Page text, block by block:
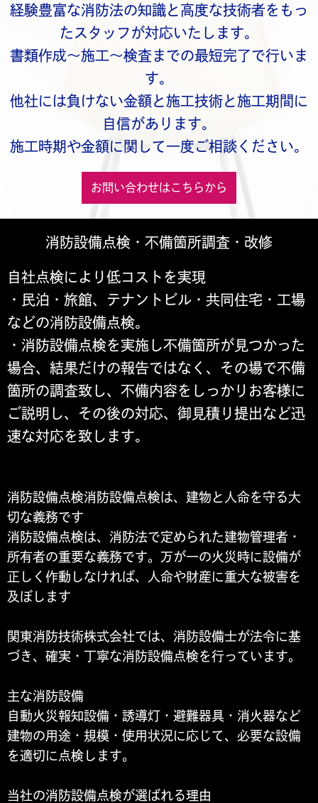
経験豊富な消防法の知識と高度な技術者をもっ
たスタッフが対応いたします。
書類作成～施工～検査までの最短完了で行いま
す。
他社には負けない金額と施工技術と施工期間に
自信があります。
施工時期や金額に関して一度ご相談ください。
お問い合わせはこちらから
消防設備点検・不備箇所調査・改修
自社点検により低コストを実現
・民泊・旅館、テナントビル・共同住宅・工場
などの消防設備点検。
・消防設備点検を実施し不備箇所が見つかった
場合、結果だけの報告ではなく、その場で不備
箇所の調査致し、不備内容をしっかりお客様に
ご説明し、その後の対応、御見積り提出など迅
速な対応を致します。
消防設備点検消防設備点検は、建物と人命を守る大
切な義務です
消防設備点検は、消防法で定められた建物管理者・
所有者の重要な義務です。万が一の火災時に設備が
正しく作動しなければ、人命や財産に重大な被害を
及ぼします
関東消防技術株式会社では、消防設備士が法令に基
づき、確実・丁寧な消防設備点検を行っています。
主な消防設備
自動火災報知設備・誘導灯・避難器具・消火器など
建物の用途・規模・使用状況に応じて、必要な設備
を適切に点検します。
当社の消防設備点検が選ばれる理由